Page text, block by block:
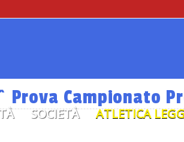
SOCIETÀ ATLETICA
Prova Campionato